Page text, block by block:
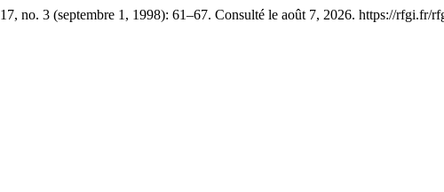
17, no. 3 (septembre 1, 1998): 61–67. Consulté le août 7, 2026. https://rfgi.fr/